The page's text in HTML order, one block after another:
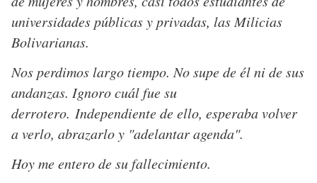
universidades públicas y privadas, las Milicias
Bolivarianas.
Nos perdimos largo tiempo. No supe de él ni de sus
andanzas. Ignoro cuál fue su
derrotero. Independiente de ello, esperaba volver
a verlo, abrazarlo y "adelantar agenda".
Hoy me entero de su fallecimiento.